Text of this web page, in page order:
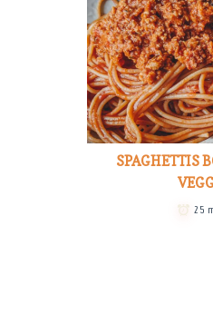
SPAGHETTIS
25